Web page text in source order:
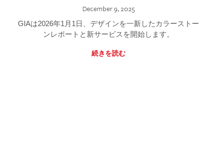
December 9, 2025
GIAは2026年1月1日、デザインを一新したカラーストー
ンレポートと新サービスを開始します。
続きを読む